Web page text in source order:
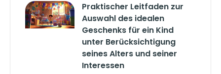
Praktischer Leitfaden zur
Auswahl des idealen
Geschenks für ein Kind
unter Berücksichtigung
seines Alters und seiner
Interessen